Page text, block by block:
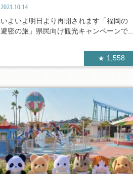
2021.10.14
いよいよ明日より再開されます「福岡の
避密の旅」県民向け観光キャンペーンで...
1,558